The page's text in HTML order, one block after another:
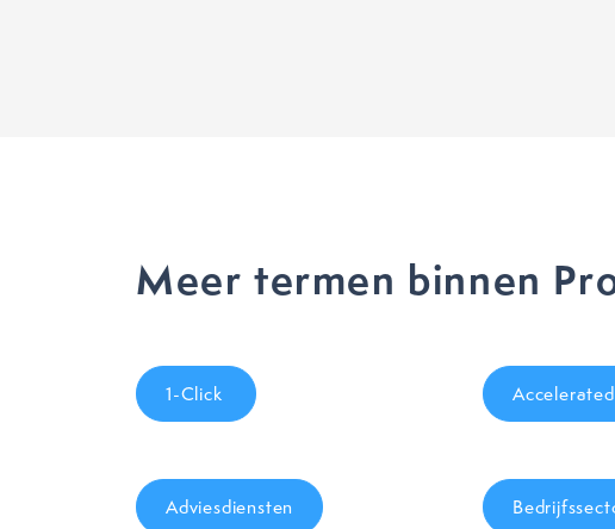
Meer termen binnen
1-Click
Adviesdiensten